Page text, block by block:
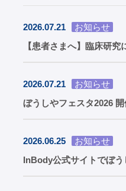
2026.07.21
お知らせ
【患者さまへ】臨床研
2026.07.21
お知らせ
ぼうしやフェスタ2026
2026.06.25
お知らせ
InBody公式サイトでぼ